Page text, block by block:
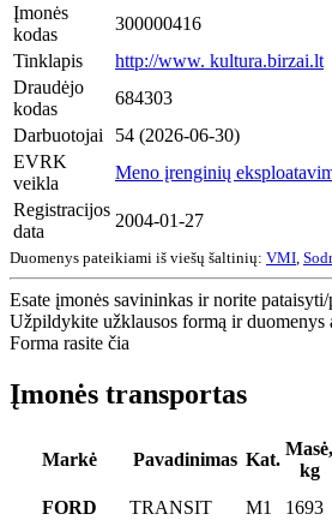
Įmonės
kodas
300000416
Tinklapis
http://www. kultura.birzai.lt
Draudėjo
kodas
684303
Darbuotojai
54 (2026-06-30)
EVRK
veikla
Meno įrenginių
Registracijos
data
2004-01-27
Duomenys pateikiami iš viešų šaltinių: VMI
Esate įmonės savininkas ir norite
Užpildykite užklausos formą ir duomenys
Forma rasite čia
Įmonės transportas
Markė Pavadinimas Kat.
Masė,
kg
FORD
TRANSIT M1 1693